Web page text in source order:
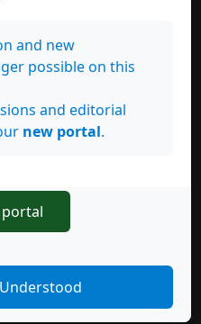
and new
possible on this
and editorial
new portal.
portal